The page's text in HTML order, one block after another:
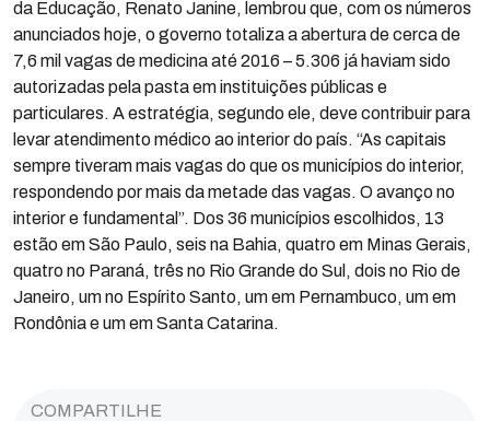
da Educação, Renato Janine, lembrou que, com os números
anunciados hoje, o governo totaliza a abertura de cerca de
7,6 mil vagas de medicina até 2016 – 5.306 já haviam sido
autorizadas pela pasta em instituições públicas e
particulares. A estratégia, segundo ele, deve contribuir para
levar atendimento médico ao interior do país. “As capitais
sempre tiveram mais vagas do que os municípios do interior,
respondendo por mais da metade das vagas. O avanço no
interior e fundamental”. Dos 36 municípios escolhidos, 13
estão em São Paulo, seis na Bahia, quatro em Minas Gerais,
quatro no Paraná, três no Rio Grande do Sul, dois no Rio de
Janeiro, um no Espírito Santo, um em Pernambuco, um em
Rondônia e um em Santa Catarina.
COMPARTILHE